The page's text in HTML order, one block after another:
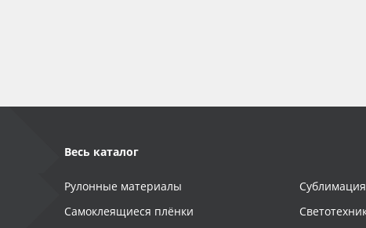
Весь каталог
Рулонные материалы
Самоклеящиеся плёнки